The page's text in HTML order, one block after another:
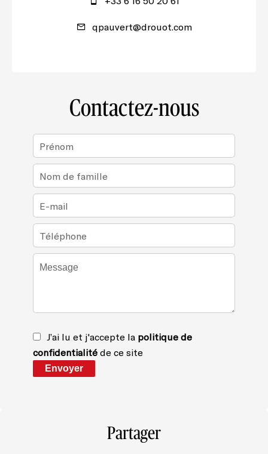
qpauvert@drouot.com
Contactez-nous
J’ai lu et j'accepte la politique de
confidentialité de ce site
Envoyer
Partager